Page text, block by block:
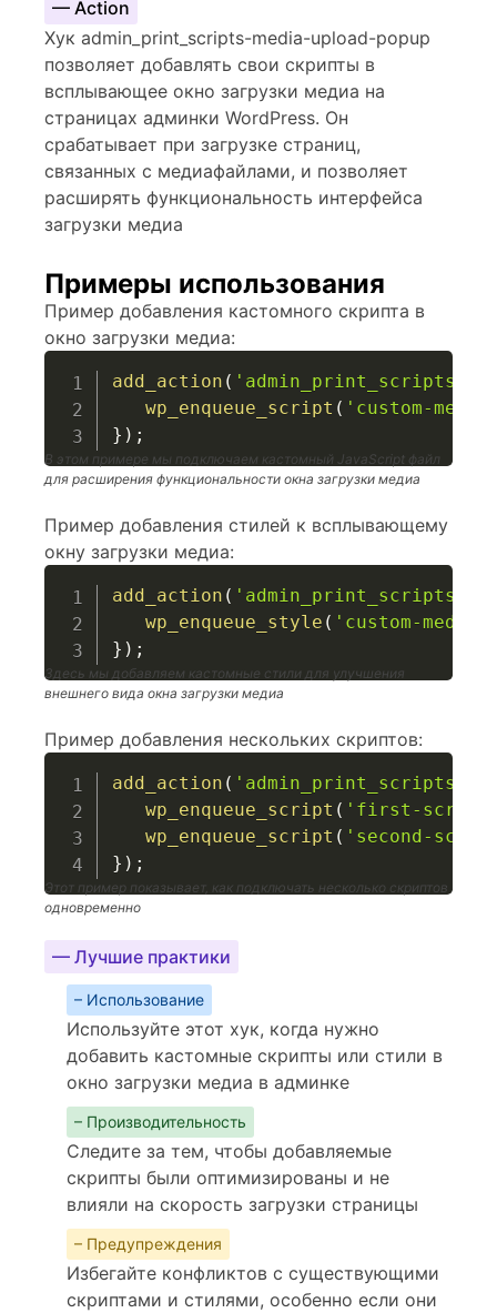
— Action
Хук admin_print_scripts-media-upload-popup
позволяет добавлять свои скрипты в
всплывающее окно загрузки медиа на
страницах админки WordPress. Он
срабатывает при загрузке страниц,
связанных с медиафайлами, и позволяет
расширять функциональность интерфейса
загрузки медиа
Примеры использования
Пример добавления кастомного скрипта в
окно загрузки медиа:
add_action ( 'admin_print_scripts-
wp_enqueue_script ( 'custom-
} ) ;
В этом примере мы подключаем кастомный JavaScript файл
для расширения функциональности окна загрузки медиа
Пример добавления стилей к всплывающему
окну загрузки медиа:
add_action ( 'admin_print_scripts-
wp_enqueue_style ( 'custom-
} ) ;
Здесь мы добавляем кастомные стили для улучшения
внешнего вида окна загрузки медиа
Пример добавления нескольких скриптов:
add_action ( 'admin_print_scripts-
wp_enqueue_script ( 'first-
wp_enqueue_script ( 'second-
} ) ;
Этот пример показывает, как подключать несколько скриптов
одновременно
— Лучшие практики
– Использование
Используйте этот хук, когда нужно
добавить кастомные скрипты или стили в
окно загрузки медиа в админке
– Производительность
Следите за тем, чтобы добавляемые
скрипты были оптимизированы и не
влияли на скорость загрузки страницы
– Предупреждения
Избегайте конфликтов с существующими
скриптами и стилями, особенно если они